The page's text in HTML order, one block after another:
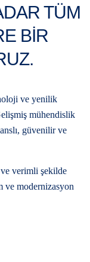
TÜM
BIR
ve yenilik
mühendislik
güvenilir ve
verimli şekilde
ve modernizasyon